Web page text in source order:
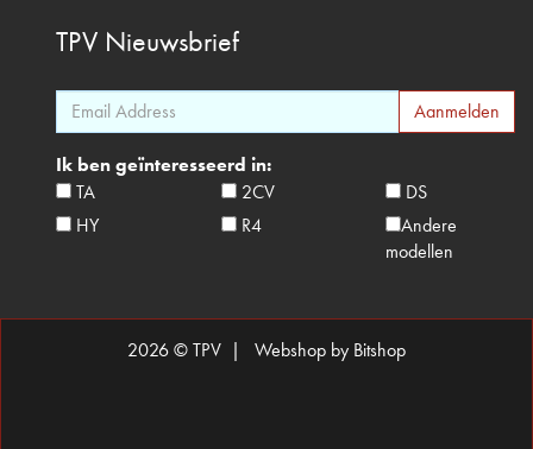
TPV Nieuwsbrief
Ik ben geïnteresseerd in:
TA
2CV
DS
HY
R4
Andere
modellen
2026 © TPV | Webshop by Bitshop